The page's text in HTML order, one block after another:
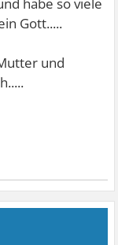
Gott.....
und